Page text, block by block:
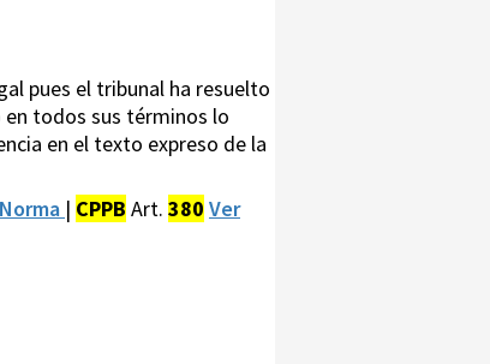
pues el tribunal ha resuelto
en todos sus términos lo
en el texto expreso de la
| CPPB Art. 380 Ver